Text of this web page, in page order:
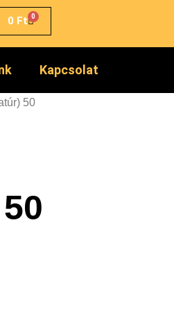
0 Ft 0
Kapcsolat
50